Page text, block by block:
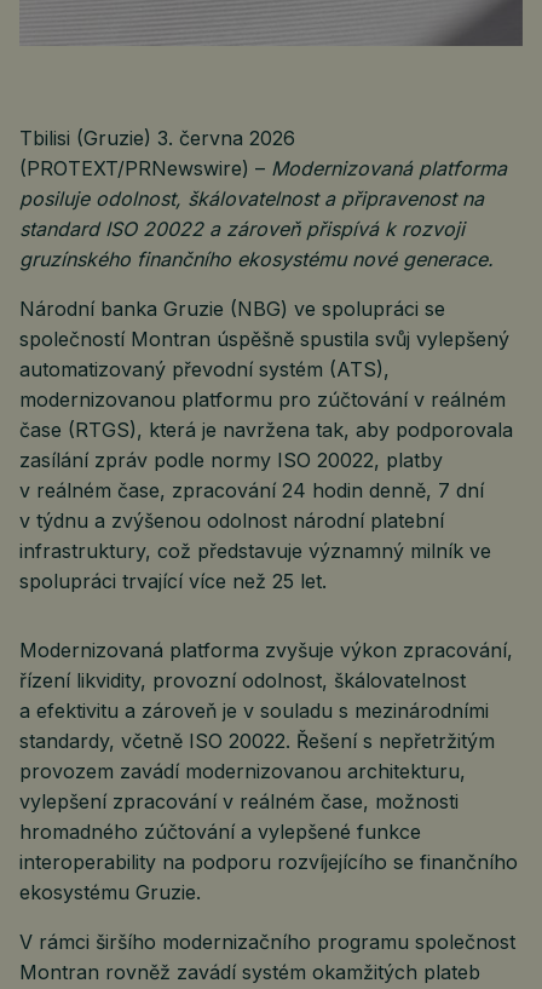
Tbilisi (Gruzie) 3. června 2026
(PROTEXT/PRNewswire) – Modernizovaná platforma
posiluje odolnost, škálovatelnost a připravenost na
standard ISO 20022 a zároveň přispívá k rozvoji
gruzínského finančního ekosystému nové generace.
Národní banka Gruzie (NBG) ve spolupráci se
společností Montran úspěšně spustila svůj vylepšený
automatizovaný převodní systém (ATS),
modernizovanou platformu pro zúčtování v reálném
čase (RTGS), která je navržena tak, aby podporovala
zasílání zpráv podle normy ISO 20022, platby
v reálném čase, zpracování 24 hodin denně, 7 dní
v týdnu a zvýšenou odolnost národní platební
infrastruktury, což představuje významný milník ve
spolupráci trvající více než 25 let.
Modernizovaná platforma zvyšuje výkon zpracování,
řízení likvidity, provozní odolnost, škálovatelnost
a efektivitu a zároveň je v souladu s mezinárodními
standardy, včetně ISO 20022. Řešení s nepřetržitým
provozem zavádí modernizovanou architekturu,
vylepšení zpracování v reálném čase, možnosti
hromadného zúčtování a vylepšené funkce
interoperability na podporu rozvíjejícího se finančního
ekosystému Gruzie.
V rámci širšího modernizačního programu společnost
Montran rovněž zavádí systém okamžitých plateb